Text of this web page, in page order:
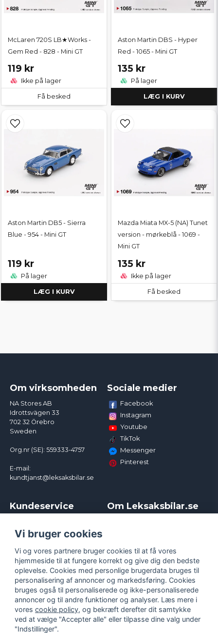
McLaren 720S LB★Works -
Gem Red - 828 - Mini GT
119 kr
Ikke på lager
Få besked
Aston Martin DBS - Hyper
Red - 1065 - Mini GT
135 kr
På lager
LÆG I KURV
Aston Martin DB5 - Sierra
Blue - 954 - Mini GT
119 kr
På lager
LÆG I KURV
Mazda Miata MX-5 (NA) Tunet
version - mørkeblå - 1069 -
Mini GT
135 kr
Ikke på lager
Få besked
Om virksomheden
NA Stores AB
Idrottsvägen 33
702 32 Örebro
Sweden
Org.nr (SE): 559333-4757
E-mail:
kundtjanst@leksaksbilar.se
Sociale medier
Facebook
Instagram
Youtube
TikTok
Messenger
Pinterest
Kundeservice
Kampagner og rabatter
Reklamation
Policy chase cars
Returnera
Logga in
Om Leksaksbilar.se
Handelsbetingelser
Persondatapolitik
Cookies
Vi bruger cookies
Vi og vores partnere bruger cookies til at få vores
hjemmeside til at fungere korrekt og give dig den bedste
oplevelse. Cookies med personlige brugerdata bruges til
personalisering af annoncer og markedsføring. Cookies
bruges også til personaliserede og ikke-personaliserede
annoncer og til andre funktioner og analyser. Læs mere i
vores cookie policy, og bekræft derefter dit samtykke
ved at vælge "Accepter alle" eller tilpasse dine valg under
"Indstillinger".